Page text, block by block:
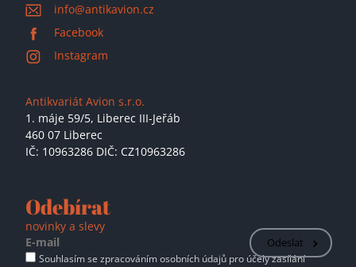
info@antikavion.cz
Facebook
Instagram
Antikvariát Avion s.r.o.
1. máje 59/5, Liberec III-Jeřáb
460 07 Liberec
IČ: 10963286 DIČ: CZ10963286
Odebírat
novinky a slevy
Odeslat
Souhlasím se zpracováním osobních údajů pro účely zasílání